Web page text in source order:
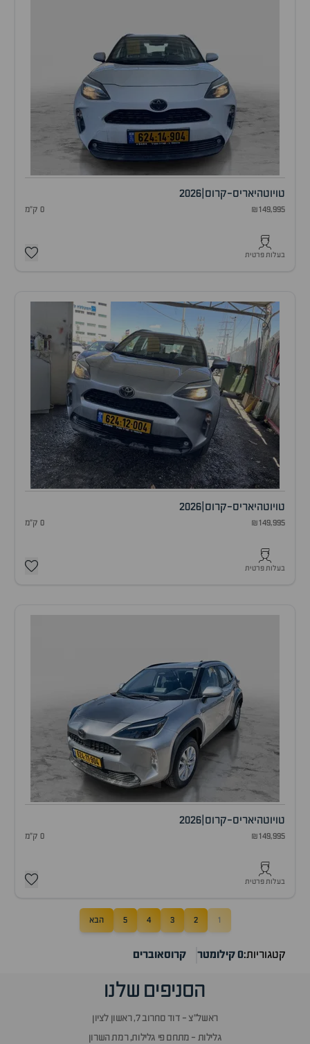
טויוטהיאריס-קרוס 2026
₪149,995 0 ק"מ
בעלות פרטית
טויוטהיאריס-קרוס 2026
₪149,995 0 ק"מ
בעלות פרטית
טויוטהיאריס-קרוס 2026
₪149,995 0 ק"מ
בעלות פרטית
1
2
3
4
5 הבא
קטגוריות:0 קילומטר קרוסאוברים
הסניפים שלנו
ראשל״צ - דוד סחרוב 7, ראשון לציון
גלילות - מתחם פי גלילות, רמת השרון